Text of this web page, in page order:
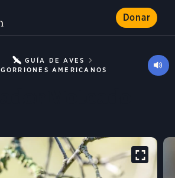
Donar
GUÍA DE AVES
GORRIONES AMERICANOS